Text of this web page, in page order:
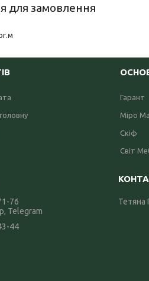
для замовлення
Гарант
Міро
Скіф
Світ
76
Telegram
44
Тетяна